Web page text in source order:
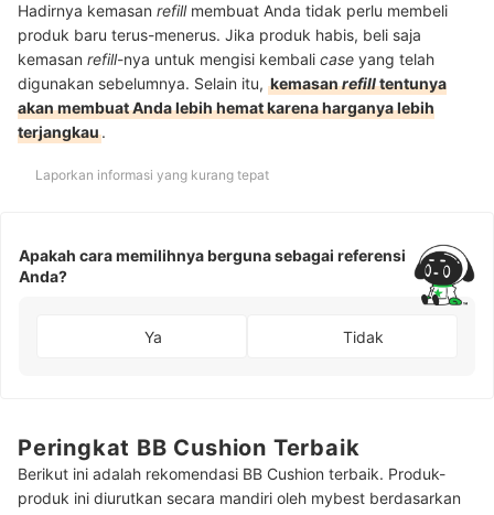
Hadirnya kemasan refill membuat Anda tidak perlu membeli
produk baru terus-menerus. Jika produk habis, beli saja
kemasan refill-nya untuk mengisi kembali case yang telah
digunakan sebelumnya. Selain itu, kemasanrefilltentunya
akan membuat Anda lebih hemat karena harganya lebih
terjangkau.
Laporkan informasi yang kurang tepat
Apakah cara memilihnya berguna sebagai referensi
Anda?
Ya Tidak
Peringkat BB Cushion Terbaik
Berikut ini adalah rekomendasi BB Cushion terbaik. Produk-
produk ini diurutkan secara mandiri oleh mybest berdasarkan